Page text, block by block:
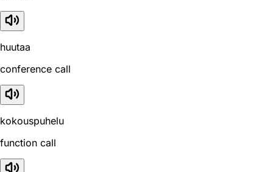
huutaa
conference call
kokouspuhelu
function call